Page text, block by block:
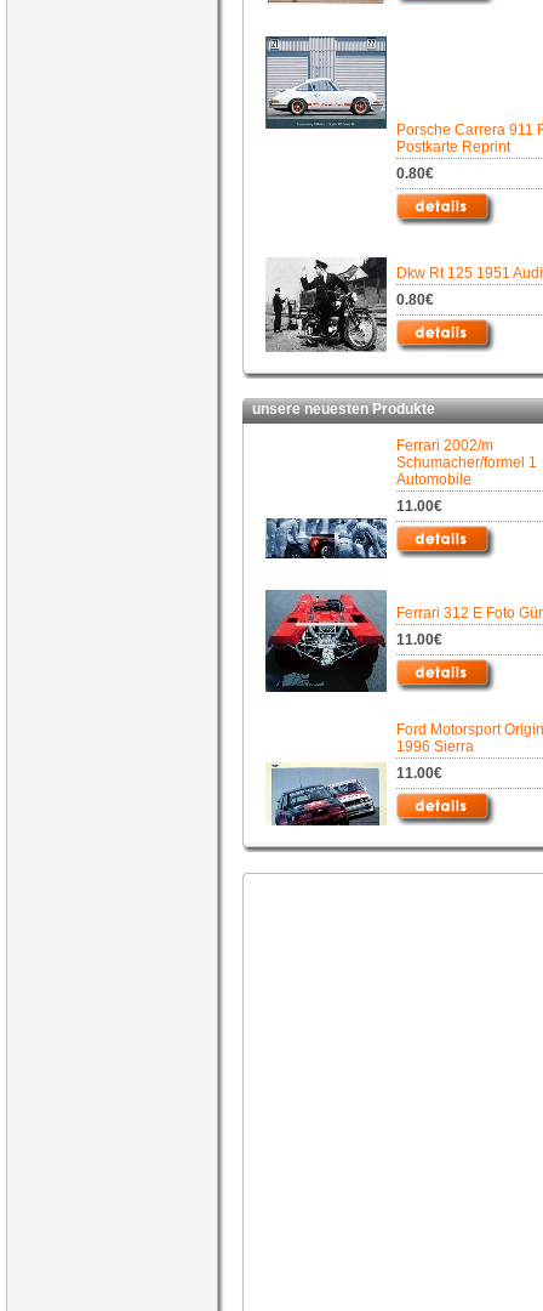
Porsche Carrera 911
Postkarte Reprint
0.80€
Dkw Rt 125 1951 Audi
0.80€
unsere neuesten Produkte
Ferrari 2002/m
Schumacher/formel 1
Automobile
11.00€
Ferrari 312 E Foto
11.00€
Ford Motorsport
1996 Sierra
11.00€